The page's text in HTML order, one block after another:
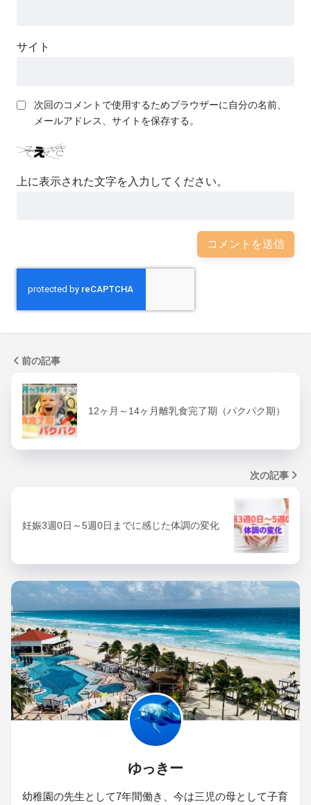
サイト
次回のコメントで使用するためブラウザーに自分の名前、
メールアドレス、サイトを保存する。
上に表示された文字を入力してください。
前の記事
12ヶ月～14ヶ月離乳食完了期（パクパク期）
次の記事
妊娠3週0日～5週0日までに感じた体調の変化
ゆっきー
幼稚園の先生として7年間働き、今は三児の母として子育